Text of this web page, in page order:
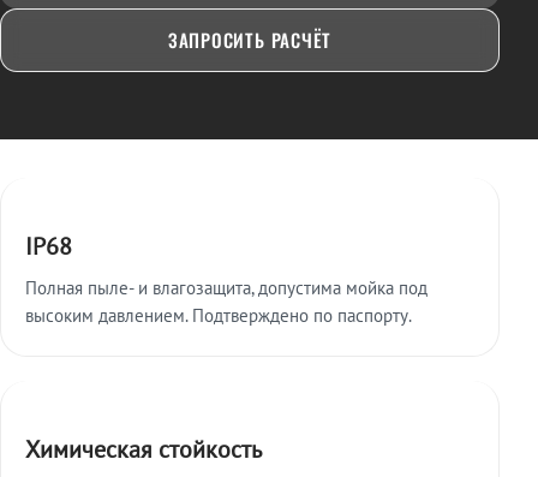
ЗАПРОСИТЬ РАСЧЁТ
IP68
Полная пыле- и влагозащита, допустима мойка под
высоким давлением. Подтверждено по паспорту.
Химическая стойкость